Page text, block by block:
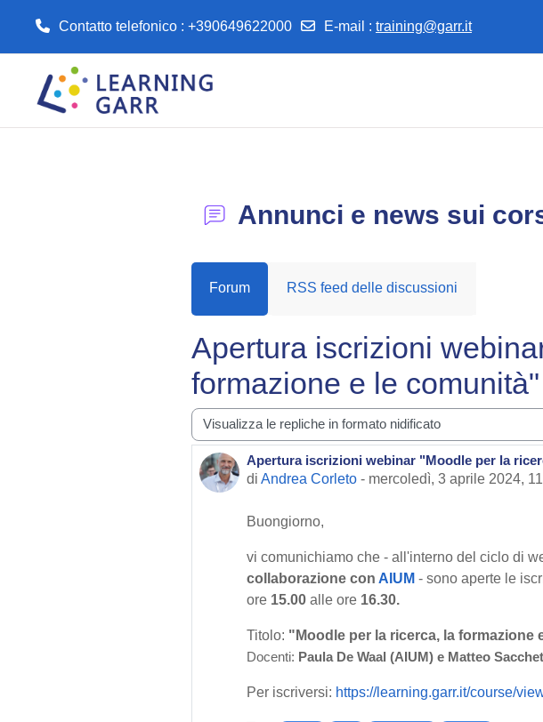
Contatto telefonico : +390649622000 E-mail : training@garr.it
Annunci e news sui
Forum RSS feed delle discussioni
Apertura iscrizioni
formazione e le
Modalità visualizzazione
Apertura iscrizioni webinar "Moodle per la
di Andrea Corleto - mercoledì, 3 aprile 2024,
Numero di risposte: 0
Buongiorno,
vi comunichiamo che - all'interno del ciclo di
collaborazione con AIUM - sono aperte le
ore 15.00 alle ore 16.30.
Titolo: "Moodle per la ricerca, la formazione
Docenti: Paula De Waal (AIUM) e Matteo
Per iscriversi: https://learning.garr.it/course/